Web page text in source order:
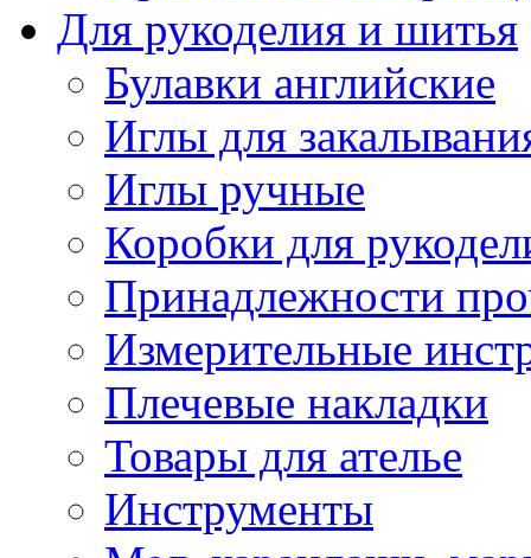
Для рукоделия и шитья
Булавки английские
Иглы для
Иглы ручные
Коробки для
Принадлежности
Измерительные
Плечевые накладки
Товары для ателье
Инструменты